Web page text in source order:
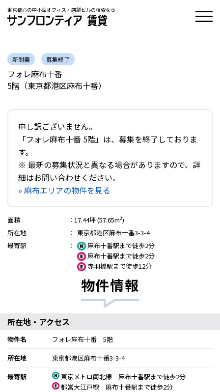
東京都心の中小型オフィス・店舗ビルの検索なら
新耐震 募集終了
フォレ麻布十番
5階（東京都港区麻布十番）
申し訳ございません。
「フォレ麻布十番 5階」は、募集を終了しておりま
す。
※ 最新の募集状況と異なる場合がありますので、詳
細はお問い合わせください。
» 麻布エリアの物件を見る
面積 ： 17.44坪 (57.65m²)
所在地
：
東京都港区麻布十番3-3-4
最寄駅
：
麻布十番駅まで徒歩2分
麻布十番駅まで徒歩2分
赤羽橋駅まで徒歩12分
物件情報
所在地・アクセス
物件名
フォレ麻布十番 5階
所在地
東京都港区麻布十番3-3-4
最寄駅
東京メトロ南北線 麻布十番駅まで徒歩2分
都営大江戸線 麻布十番駅まで徒歩2分